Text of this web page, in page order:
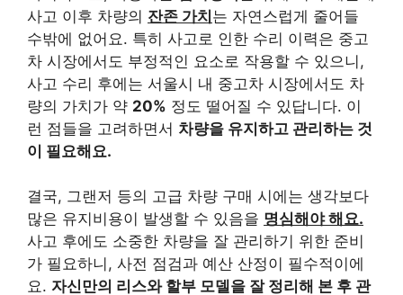
사고 이후 차량의 잔존 가치는 자연스럽게 줄어들
수밖에 없어요. 특히 사고로 인한 수리 이력은 중고
차 시장에서도 부정적인 요소로 작용할 수 있으니,
사고 수리 후에는 서울시 내 중고차 시장에서도 차
량의 가치가 약 20% 정도 떨어질 수 있답니다. 이
런 점들을 고려하면서 차량을 유지하고 관리하는 것
이 필요해요.
결국, 그랜저 등의 고급 차량 구매 시에는 생각보다
많은 유지비용이 발생할 수 있음을 명심해야 해요.
사고 후에도 소중한 차량을 잘 관리하기 위한 준비
가 필요하니, 사전 점검과 예산 산정이 필수적이에
요. 자신만의 리스와 할부 모델을 잘 정리해 본 후 관